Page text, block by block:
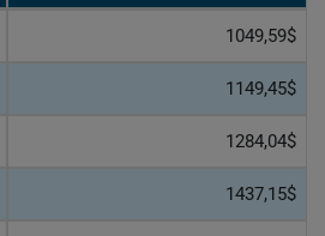
1049,59$
1149,45$
1284,04$
1437,15$